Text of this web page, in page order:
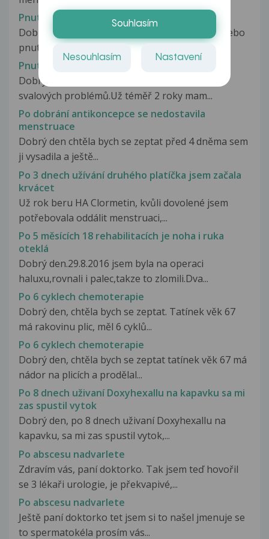
Pnutí v zádech
Dobrý den, cca měsíc mám pocit jakoby tlaku nebo
pnutí na leve straně na...
Pnutí ve stehenních a lýtkových svalech
Dobrý den. Potřeboval bych radu ohledně
svalových problémů.Už téměř 2 roky mam...
Po dobrání antikoncepce se nedostavila
menstruace
Dobrý den chtěla bych se zeptat před 4 dněma sem
ji vysadila a ještě...
Po 3 dnech užívání druhého platíčka jsem začala
krvácet
Už rok beru HA Clormetin, kvůli dovolené jsem
potřebovala oddálit menstruaci,...
Po 5 měsících 18 rehabilitacích je noha i ruka
oteklá
Dobrý den.29.8.2016 jsem byla na operaci
haluxu,rovnali i palec,takze to zlomili.Dva...
Po 6 cyklech chemoterapie
Dobrý den, chtěla bych se zeptat. Tatínek věk 67
má rakovinu plic, měl 6 cyklů...
Po 6 cyklech chemoterapie
Dobrý den, chtěla bych se zeptat tatínek věk 67 má
nádor na plicích a prodělal...
Po 8 dnech uživaní Doxyhexallu na kapavku sa mi
zas spustil vytok
Dobrý den, po 8 dnech uživaní Doxyhexallu na
kapavku, sa mi zas spustil vytok,...
Po abscesu nadvarlete
Zdravím vás, paní doktorko. Tak jsem teď hovořil
se 3 lékaři urologie, je překvapivé,...
Po abscesu nadvarlete
Ještě paní doktorko tet jsem si to našel jmenuje se
to spermatokéla prosím vás...
Souhlasím
Nesouhlasím Nastavení